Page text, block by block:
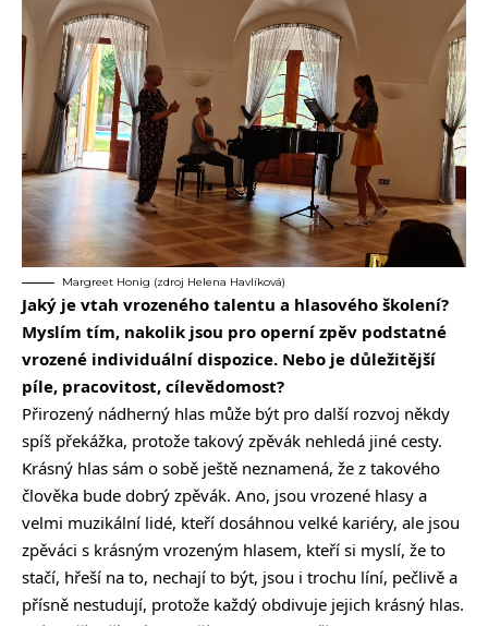
Margreet Honig (zdroj Helena Havlíková)
Jaký je vtah vrozeného talentu a hlasového školení?
Myslím tím, nakolik jsou pro operní zpěv podstatné
vrozené individuální dispozice. Nebo je důležitější
píle, pracovitost, cílevědomost?
Přirozený nádherný hlas může být pro další rozvoj někdy
spíš překážka, protože takový zpěvák nehledá jiné cesty.
Krásný hlas sám o sobě ještě neznamená, že z takového
člověka bude dobrý zpěvák. Ano, jsou vrozené hlasy a
velmi muzikální lidé, kteří dosáhnou velké kariéry, ale jsou
zpěváci s krásným vrozeným hlasem, kteří si myslí, že to
stačí, hřeší na to, nechají to být, jsou i trochu líní, pečlivě a
přísně nestudují, protože každý obdivuje jejich krásný hlas.